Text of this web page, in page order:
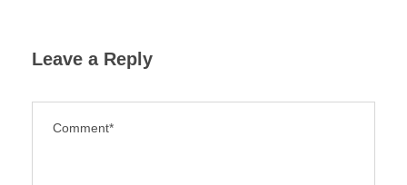
Leave a Reply